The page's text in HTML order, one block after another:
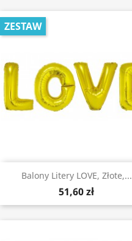
Balony Litery LOVE, Złote,...
51,60 zł
ZESTAW